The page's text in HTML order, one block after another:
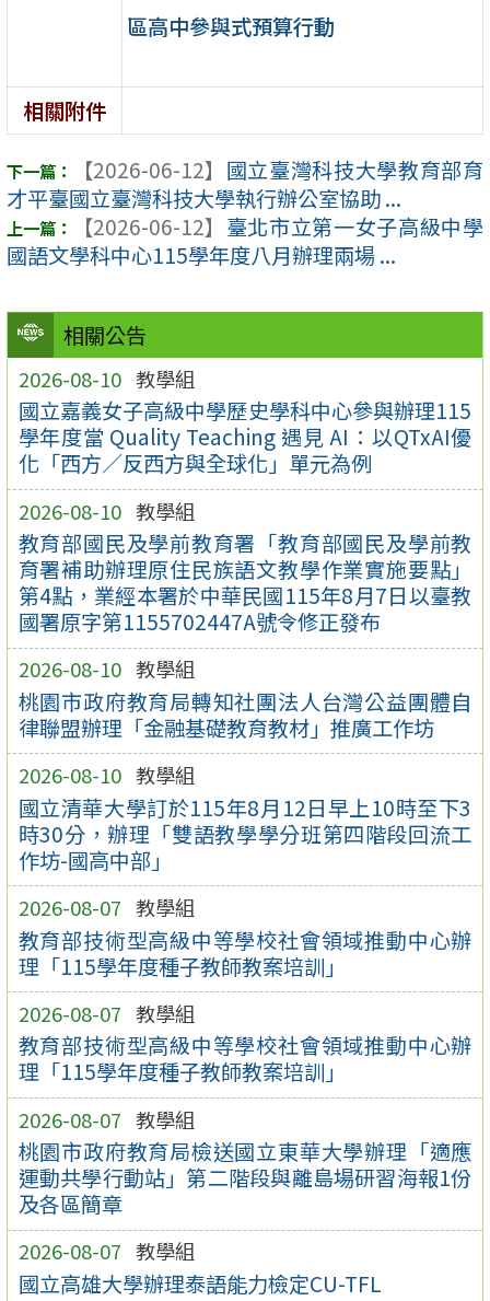
相關公告
2026-08-10 教學組
國立嘉義女子高級中學歷史學科中心參與辦理115
學年度當 Quality Teaching 遇見 AI：以QTxAI優
化「西方／反西方與全球化」單元為例
2026-08-10 教學組
教育部國民及學前教育署「教育部國民及學前教
育署補助辦理原住民族語文教學作業實施要點」
第4點，業經本署於中華民國115年8月7日以臺教
國署原字第1155702447A號令修正發布
2026-08-10 教學組
桃園市政府教育局轉知社團法人台灣公益團體自
律聯盟辦理「金融基礎教育教材」推廣工作坊
2026-08-10 教學組
國立清華大學訂於115年8月12日早上10時至下3
時30分，辦理「雙語教學學分班第四階段回流工
作坊-國高中部」
2026-08-07 教學組
教育部技術型高級中等學校社會領域推動中心辦
理「115學年度種子教師教案培訓」
2026-08-07 教學組
教育部技術型高級中等學校社會領域推動中心辦
理「115學年度種子教師教案培訓」
2026-08-07 教學組
桃園市政府教育局檢送國立東華大學辦理「適應
運動共學行動站」第二階段與離島場研習海報1份
及各區簡章
2026-08-07 教學組
國立高雄大學辦理泰語能力檢定CU-TFL
區高中參與式預算行動
相關附件
【2026-06-12】 國立臺灣科技大學教育部育
才平臺國立臺灣科技大學執行辦公室協助 ...
【2026-06-12】 臺北市立第一女子高級中學
國語文學科中心115學年度八月辦理兩場 ...